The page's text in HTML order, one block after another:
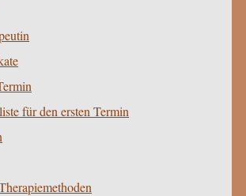
für den ersten Termin